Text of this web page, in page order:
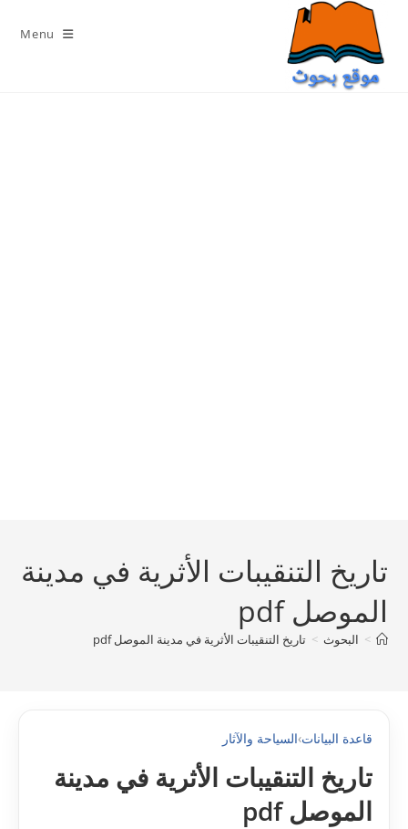
content
Menu
تاريخ التنقيبات الأثرية في مدينة
الموصل pdf
> البحوث > تاريخ التنقيبات الأثرية في مدينة الموصل pdf
قاعدة البيانات›السياحة والآثار
تاريخ التنقيبات الأثرية في مدينة
الموصل pdf